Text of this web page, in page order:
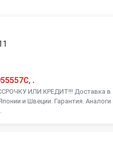
, .
ИЛИ КРЕДИТ!!! Доставка в
и Швеции. Гарантия. Аналоги